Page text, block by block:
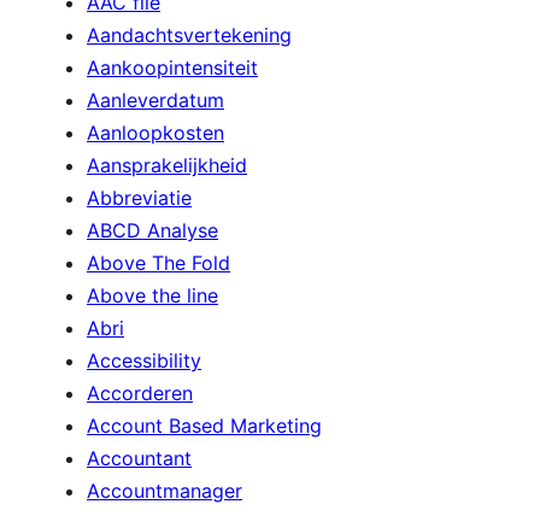
Aandachtsvertekening
Aankoopintensiteit
Aanleverdatum
Aanloopkosten
Aansprakelijkheid
Abbreviatie
ABCD Analyse
Above The Fold
Above the line
Abri
Accessibility
Accorderen
Account Based Marketing
Accountant
Accountmanager